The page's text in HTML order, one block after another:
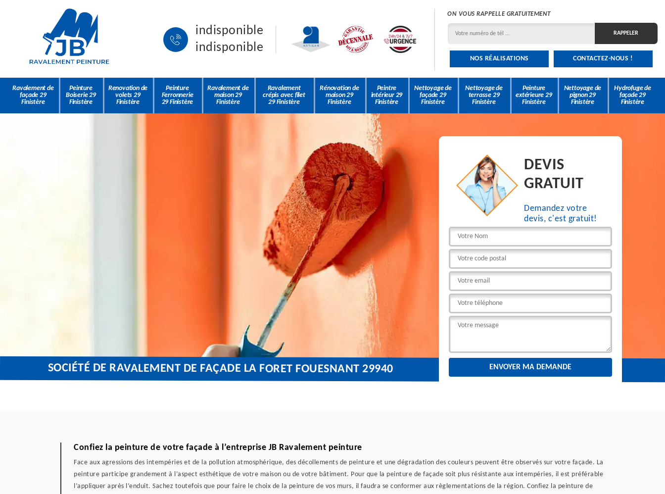
indisponible
indisponible
ON VOUS RAPPELLE GRATUITEMENT
NOS RÉALISATIONS CONTACTEZ-NOUS !
Ravalement de
façade 29
Finistère
Peinture
Boiserie 29
Finistère
Renovation de
volets 29
Finistère
Peinture
Ferronnerie
29 Finistère
Ravalement de
maison 29
Finistère
Ravalement
crépis avec filet
29 Finistère
Rénovation de
maison 29
Finistère
Peintre
intérieur 29
Finistère
Nettoyage de
façade 29
Finistère
Nettoyage de
terrasse 29
Finistère
Peinture
extérieure 29
Finistère
Nettoyage de
pignon 29
Finistère
Hydrofuge de
façade 29
Finistère
DEVIS
GRATUIT
Demandez votre
devis, c'est gratuit!
SOCIÉTÉ DE RAVALEMENT DE FAÇADE LA FORET FOUESNANT 29940
Confiez la peinture de votre façade à l’entreprise JB Ravalement peinture
Face aux agressions des intempéries et de la pollution atmosphérique, des décollements de peinture et une dégradation des couleurs peuvent être observés sur votre façade. La
peinture participe grandement à l’aspect esthétique de votre maison ou de votre bâtiment. Pour que la peinture de façade soit plus résistante aux intempéries, il est préférable
l’appliquer après l’enduit. Sachez toutefois que pour faire le choix de la peinture de vos murs, il faudra se conformer aux règlementations de la région. Confiez la peinture de